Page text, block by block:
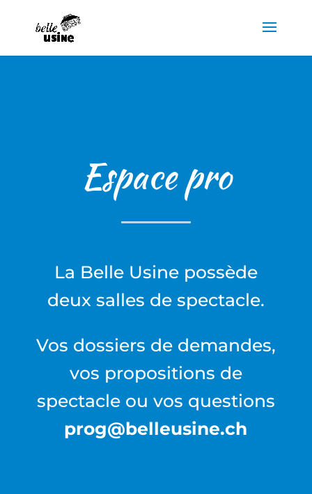
Espace pro
La Belle Usine possède
deux salles de spectacle.
Vos dossiers de demandes,
vos propositions de
spectacle ou vos questions
prog@belleusine.ch